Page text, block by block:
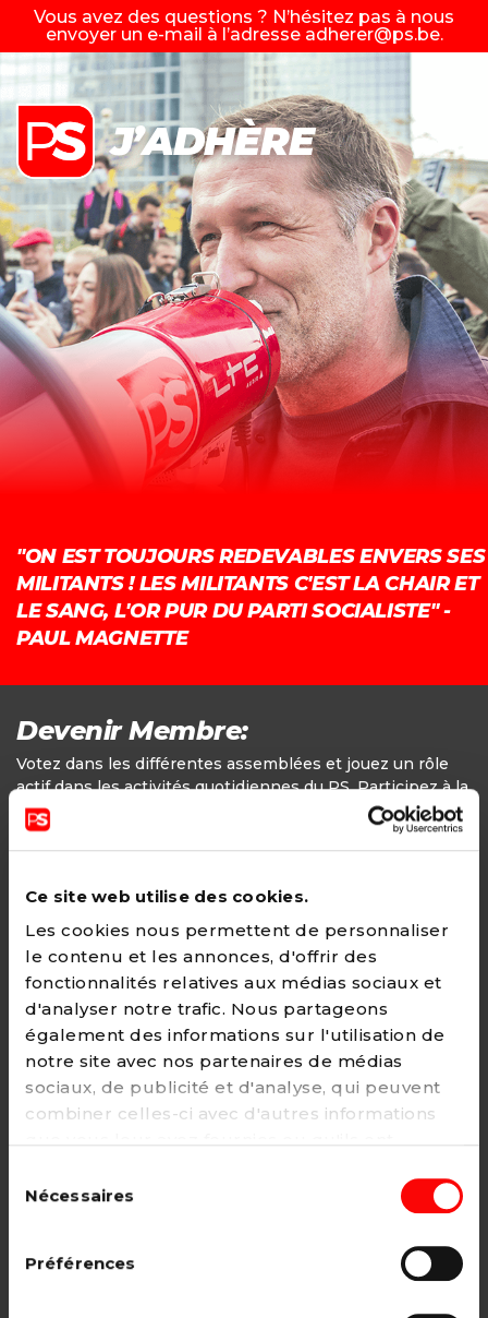
Ce site web utilise des cookies.
Les cookies nous permettent de personnaliser
le contenu et les annonces, d'offrir des
fonctionnalités relatives aux médias sociaux et
d'analyser notre trafic. Nous partageons
également des informations sur l'utilisation de
notre site avec nos partenaires de médias
sociaux, de publicité et d'analyse, qui peuvent
combiner celles-ci avec d'autres informations
services. Vous pouvez à tout moment modifier
politique
duNécessaires
Préférences
Vous avez des questions ? N’hésitez pas à nous
envoyer un e-mail à l’adresse adherer@ps.be.
J’ADHÈRE
"ON EST TOUJOURS REDEVABLES ENVERS SES
MILITANTS ! LES MILITANTS C'EST LA CHAIR ET
LE SANG, L'OR PUR DU PARTI SOCIALISTE" -
PAUL MAGNETTE
Devenir Membre:
Votez dans les différentes assemblées et jouez un rôle
actif dans les activités quotidiennes du PS. Participez à la
définition des positions politiques.
24€ - Paiement annuel
CHOISIR →
Adhésion
2€ - Paiement mensuel
Adhésion étudiant, pensionné, en